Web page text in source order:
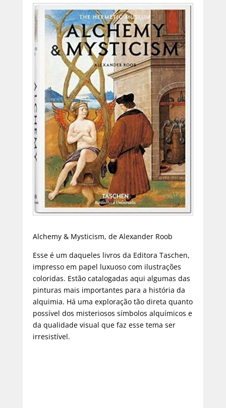
Alchemy & Mysticism, de Alexander Roob
Esse é um daqueles livros da Editora Taschen,
impresso em papel luxuoso com ilustrações
coloridas. Estão catalogadas aqui algumas das
pinturas mais importantes para a história da
alquimia. Há uma exploração tão direta quanto
possível dos misteriosos símbolos alquímicos e
da qualidade visual que faz esse tema ser
irresistível.